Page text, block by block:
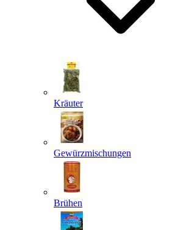
Kräuter
Gewürzmischungen
Brühen